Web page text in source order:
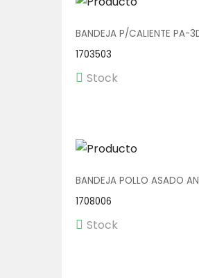
BANDEJA P/CALIENTE PA-
1703503
Stock
BANDEJA POLLO ASADO
1708006
Stock